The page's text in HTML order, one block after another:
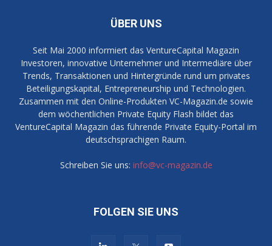
ÜBER UNS
Seit Mai 2000 informiert das VentureCapital Magazin
Investoren, innovative Unternehmer und Intermediäre über
Trends, Transaktionen und Hintergründe rund um privates
Beteiligungskapital, Entrepreneurship und Technologien.
Zusammen mit den Online-Produkten VC-Magazin.de sowie
dem wöchentlichen Private Equity Flash bildet das
VentureCapital Magazin das führende Private Equity-Portal im
deutschsprachigen Raum.
Schreiben Sie uns: info@vc-magazin.de
FOLGEN SIE UNS